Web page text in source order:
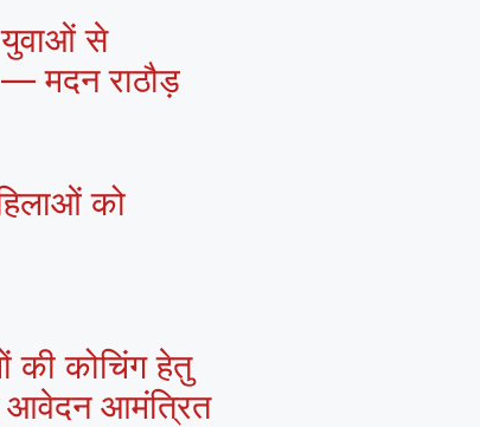
युवाओं से
— मदन राठौड़
को
की कोचिंग हेतु
आवेदन आमंत्रित